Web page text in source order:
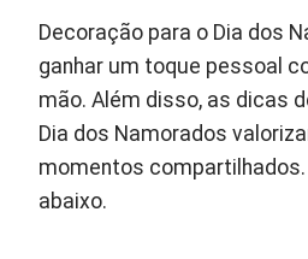
Decoração para o Dia dos
ganhar um toque pessoal
mão. Além disso, as dicas
Dia dos Namorados
momentos
abaixo.